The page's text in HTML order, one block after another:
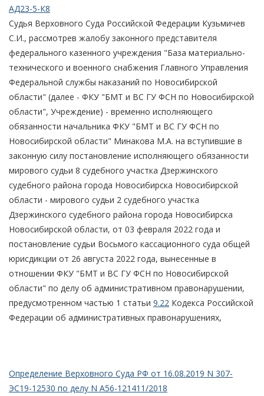
АД23-5-К8
Судья Верховного Суда Российской Федерации Кузьмичев
С.И., рассмотрев жалобу законного представителя
федерального казенного учреждения "База материально-
технического и военного снабжения Главного Управления
Федеральной службы наказаний по Новосибирской
области" (далее - ФКУ "БМТ и ВС ГУ ФСН по Новосибирской
области", Учреждение) - временно исполняющего
обязанности начальника ФКУ "БМТ и ВС ГУ ФСН по
Новосибирской области" Минакова М.А. на вступившие в
законную силу постановление исполняющего обязанности
мирового судьи 8 судебного участка Дзержинского
судебного района города Новосибирска Новосибирской
области - мирового судьи 2 судебного участка
Дзержинского судебного района города Новосибирска
Новосибирской области, от 03 февраля 2022 года и
постановление судьи Восьмого кассационного суда общей
юрисдикции от 26 августа 2022 года, вынесенные в
отношении ФКУ "БМТ и ВС ГУ ФСН по Новосибирской
области" по делу об административном правонарушении,
предусмотренном частью 1 статьи 9.22 Кодекса Российской
Федерации об административных правонарушениях,
Определение Верховного Суда РФ от 16.08.2019 N 307-
ЭС19-12530 по делу N А56-121411/2018